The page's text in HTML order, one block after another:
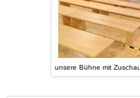
unsere Bühne mit